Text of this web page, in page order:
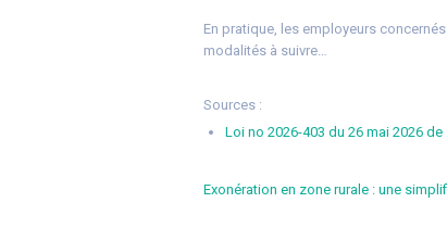
En pratique, les employeurs
modalités à suivre…
Sources :
Loi no 2026-403 du 26 mai 2026
Exonération en zone rurale : une